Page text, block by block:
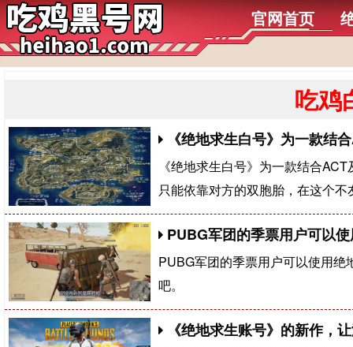
官网首页
吃鸡
《绝地求生白号》为一款结
《绝地求生白号》为一款结合
只能依靠对方的双胞胎，在这个
PUBG军团的季票用户可以
PUBG军团的季票用户可以使用
吧。
《绝地求生账号​》的新作，